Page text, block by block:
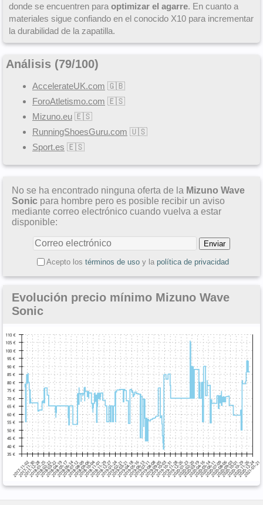
donde se encuentren para optimizar el agarre. En cuanto a
materiales sigue confiando en el conocido X10 para incrementar
la durabilidad de la zapatilla.
Análisis (79/100)
AccelerateUK.com 🇬🇧
ForoAtletismo.com 🇪🇸
Mizuno.eu 🇪🇸
RunningShoesGuru.com 🇺🇸
Sport.es 🇪🇸
No se ha encontrado ninguna oferta de la Mizuno Wave
Sonic para hombre pero es posible recibir un aviso
mediante correo electrónico cuando vuelva a estar
disponible:
Acepto los términos de usoy la política de privacidad
Evolución precio mínimo Mizuno Wave
Sonic